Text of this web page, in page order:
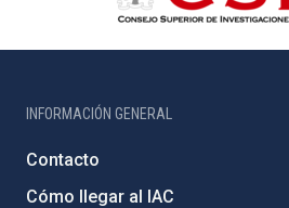
INFORMACIÓN GENERAL
Contacto
Cómo llegar al IAC